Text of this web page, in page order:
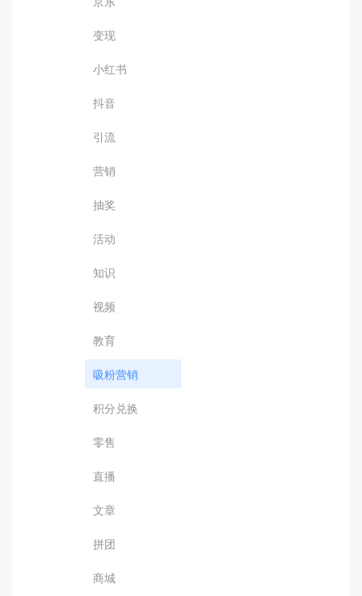
变现
小红书
抖音
引流
营销
抽奖
活动
知识
视频
教育
吸粉营销
积分兑换
零售
直播
文章
拼团
商城